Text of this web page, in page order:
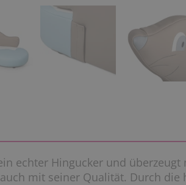
echter Hingucker und
mit seiner Qualität. Durch die